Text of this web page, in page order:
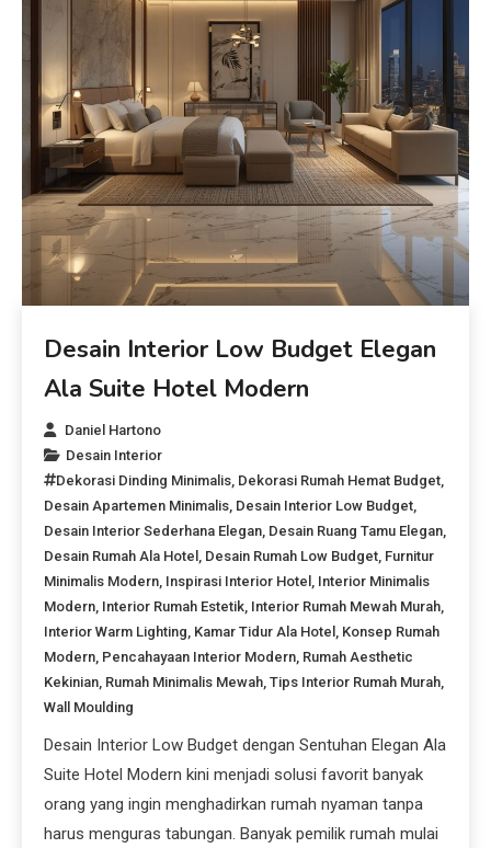
Desain Interior Low Budget Elegan
Ala Suite Hotel Modern
Daniel Hartono
Desain Interior
Dekorasi Dinding Minimalis, Dekorasi Rumah Hemat Budget,
Desain Apartemen Minimalis, Desain Interior Low Budget,
Desain Interior Sederhana Elegan, Desain Ruang Tamu Elegan,
Desain Rumah Ala Hotel , Desain Rumah Low Budget, Furnitur
Minimalis Modern, Inspirasi Interior Hotel , Interior Minimalis
Modern, Interior Rumah Estetik, Interior Rumah Mewah Murah,
Interior Warm Lighting, Kamar Tidur Ala Hotel , Konsep Rumah
Modern, Pencahayaan Interior Modern, Rumah Aesthetic
Kekinian, Rumah Minimalis Mewah,Tips Interior Rumah Murah,
Wall Moulding
Desain Interior Low Budget dengan Sentuhan Elegan Ala
Suite Hotel Modern kini menjadi solusi favorit banyak
orang yang ingin menghadirkan rumah nyaman tanpa
harus menguras tabungan. Banyak pemilik rumah mulai